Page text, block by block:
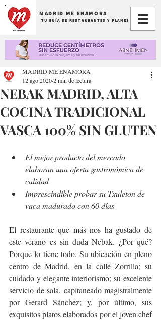
MADRID ME ENAMORA
TU GUÍA DE RESTAURANTES Y PLANES
NEBAK MADRID, ALTA
COCINA TRADICIONAL
VASCA 100% SIN GLUTEN
MADRID ME ENAMORA
12 ago 20202 min de lectura
El mejor producto del mercado
elaboran una oferta gastronómica de
calidad
Imprescindible probar su Txuleton de
vaca madurado con 60 días
El restaurante que más nos ha gustado de
este verano es sin duda Nebak. ¿Por qué?
Porque lo tiene todo. Su ubicación en pleno
centro de Madrid, en la calle Zorrilla; su
cuidado y elegante interiorismo; su excelente
servicio de sala, capitaneado magistralmente
por Gerard Sánchez; y, por último, sus
exquisitos platos elaborados por el joven chef